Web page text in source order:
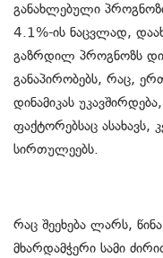
განახლებული
4.1%-ის ნაცვლად,
გაზრდილ პროგნოზს
განაპირობებს, რაც,
დინამიკას
ფაქტორებსაც
სირთულეებს.
რაც შეეხება ლარს,
მხარდამჭერი სამი